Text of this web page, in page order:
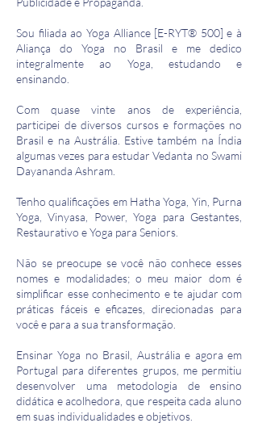
Sou filiada ao Yoga Alliance [E-RYT® 500] e à
Aliança do Yoga no Brasil e me dedico
integralmente ao Yoga, estudando e
ensinando.
Com quase vinte anos de experiência,
participei de diversos cursos e formações no
Brasil e na Austrália. Estive também na Índia
algumas vezes para estudar Vedanta no Swami
Dayananda Ashram.
Tenho qualificações em Hatha Yoga, Yin, Purna
Yoga, Vinyasa, Power, Yoga para Gestantes,
Restaurativo e Yoga para Seniors.
Não se preocupe se você não conhece esses
nomes e modalidades; o meu maior dom é
simplificar esse conhecimento e te ajudar com
práticas fáceis e eficazes, direcionadas para
você e para a sua transformação.
Ensinar Yoga no Brasil, Austrália e agora em
Portugal para diferentes grupos, me permitiu
desenvolver uma metodologia de ensino
didática e acolhedora, que respeita cada aluno
em suas individualidades e objetivos.